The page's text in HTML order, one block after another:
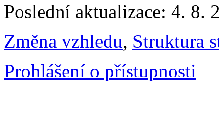
Poslední aktualizace: 4. 8.
Změna vzhledu, Struktura
Prohlášení o přístupnosti